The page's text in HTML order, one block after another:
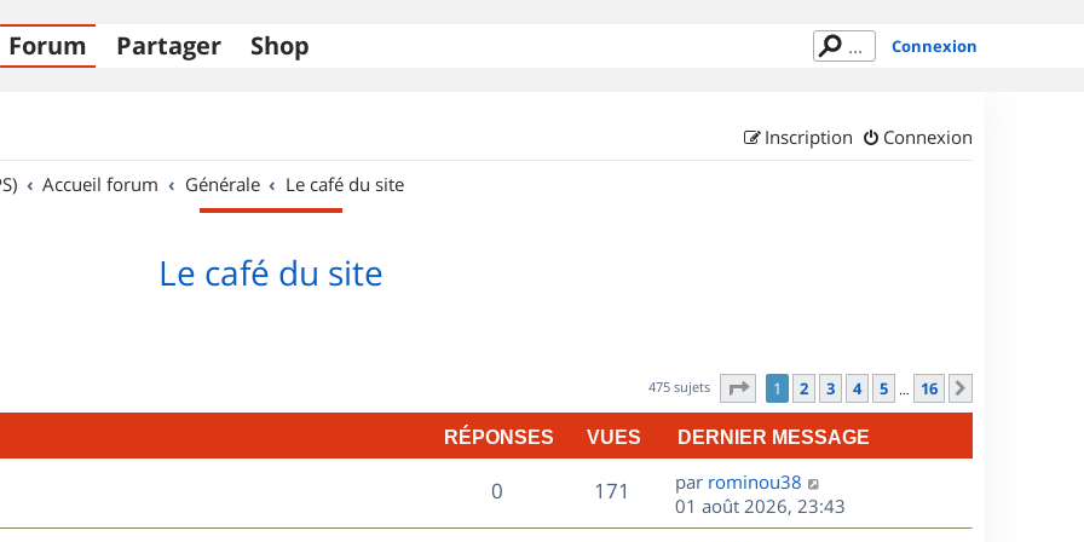
Forum Partager Shop Connexion
Connexion
Inscription
Accueil forum Générale Le café du site
Le café du site
475 sujets Page sur16
1 2 3 4 5 … 16
RÉPONSES VUES DERNIER MESSAGE
0R
é
171
u
D
e
r
par rominou38
01 août 2026, 23:43